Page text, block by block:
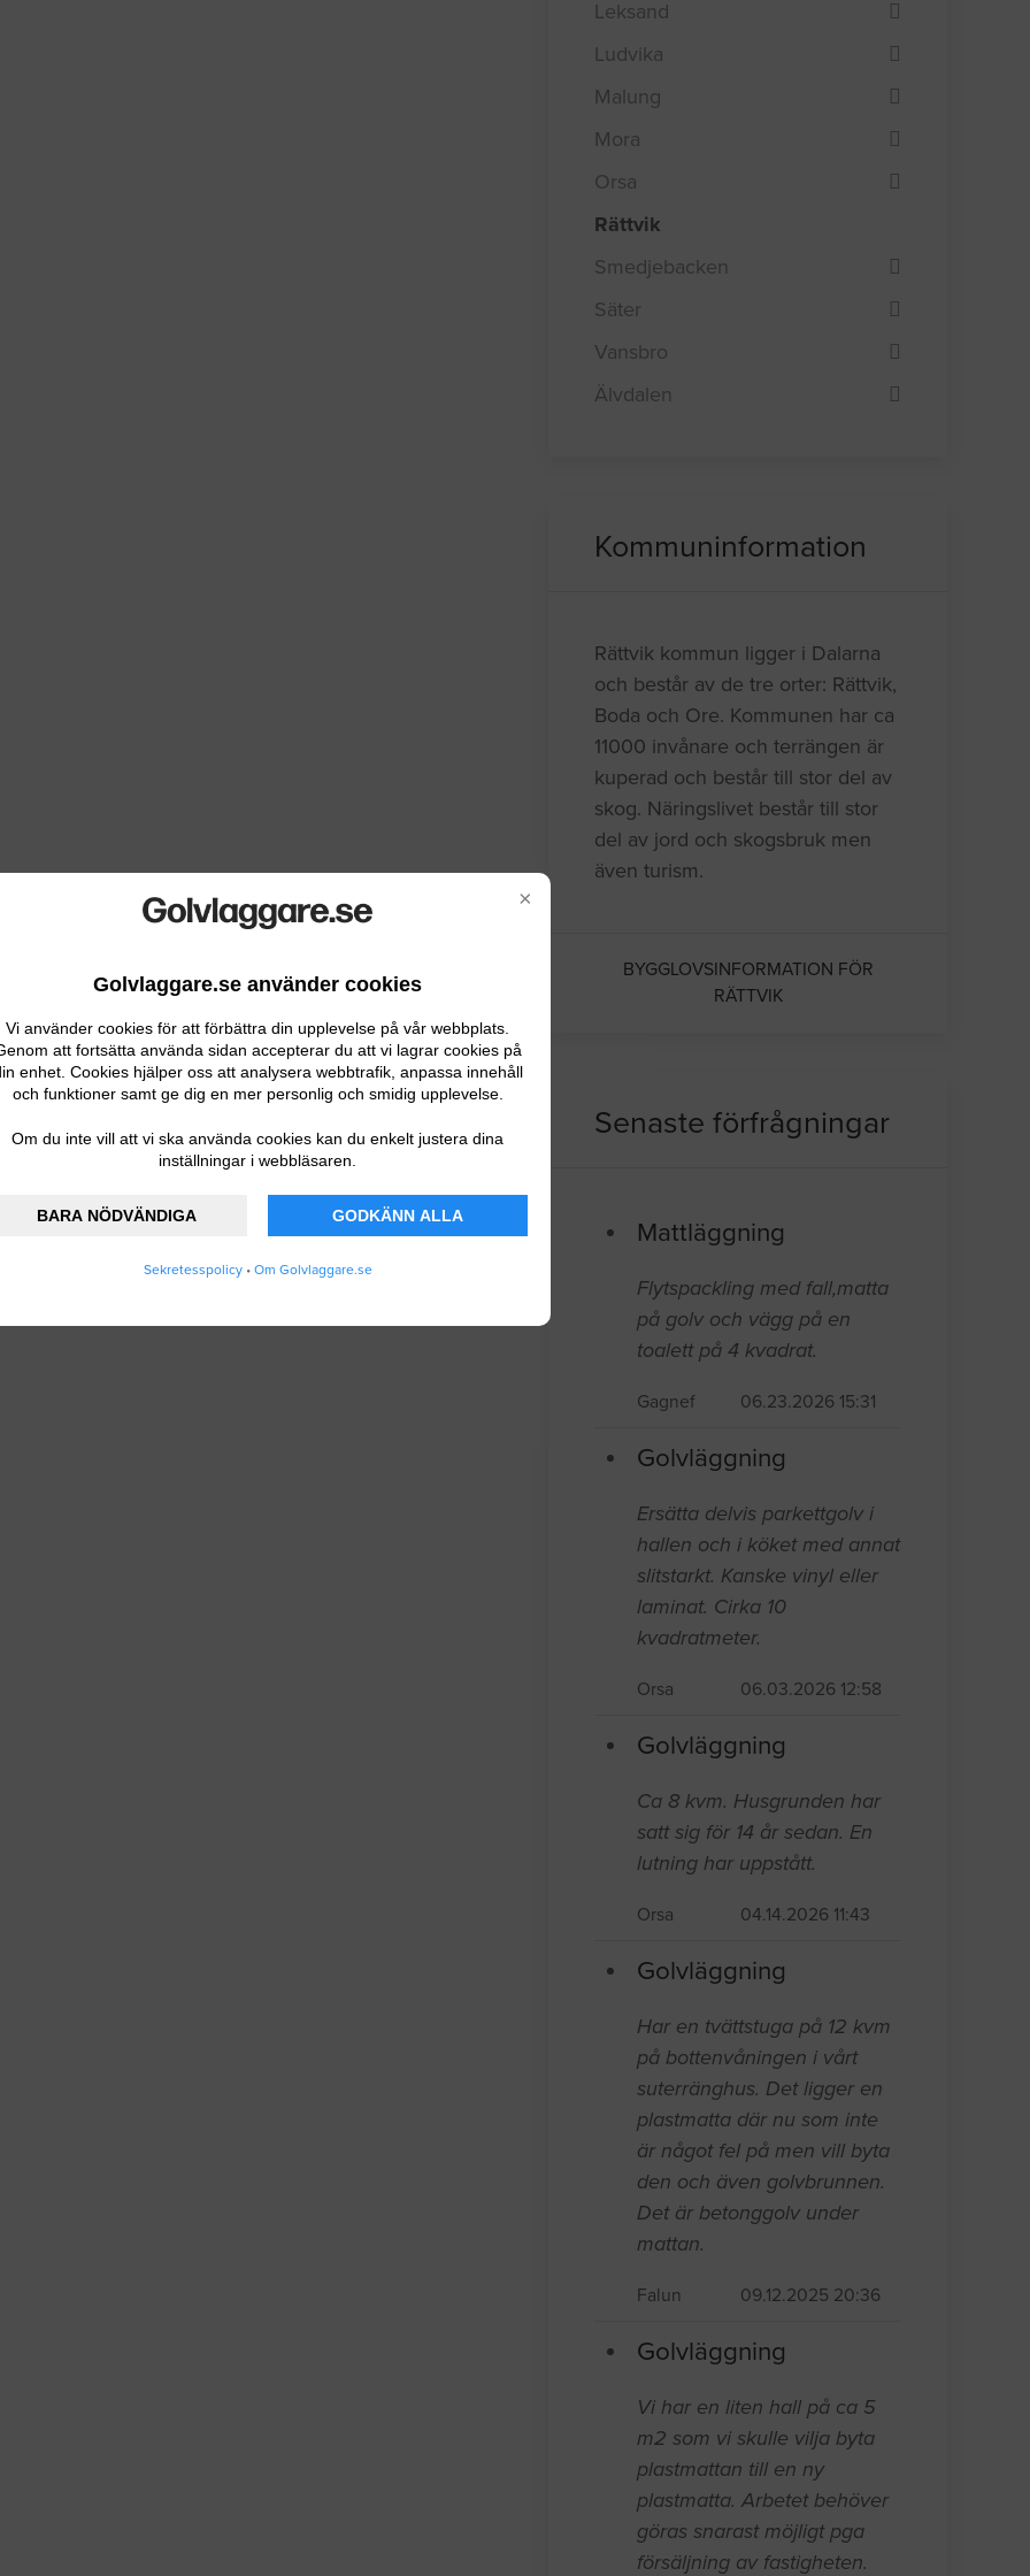
×
Golvlaggare.se använder cookies
Vi använder cookies för att förbättra din upplevelse på vår webbplats.
att fortsätta använda sidan accepterar du att vi lagrar cookies på
enhet. Cookies hjälper oss att analysera webbtrafik, anpassa innehåll
och funktioner samt ge dig en mer personlig och smidig upplevelse.
Om du inte vill att vi ska använda cookies kan du enkelt justera dina
inställningar i webbläsaren.
BARA NÖDVÄNDIGA GODKÄNN ALLA
Sekretesspolicy• Om Golvlaggare.se
Leksand
Ludvika
Malung
Mora
Orsa
Rättvik
Smedjebacken
Säter
Vansbro
Älvdalen
Kommuninformation
Rättvik kommun ligger i Dalarna
och består av de tre orter: Rättvik,
Boda och Ore. Kommunen har ca
11000 invånare och terrängen är
kuperad och består till stor del av
skog. Näringslivet består till stor
del av jord och skogsbruk men
även turism.
BYGGLOVSINFORMATION FÖR
RÄTTVIK
Senaste förfrågningar
Mattläggning
Flytspackling med fall,matta
på golv och vägg på en
toalett på 4 kvadrat.
Gagnef 06.23.2026 15:31
Golvläggning
Ersätta delvis parkettgolv i
hallen och i köket med annat
slitstarkt. Kanske vinyl eller
laminat. Cirka 10
kvadratmeter.
Orsa 06.03.2026 12:58
Golvläggning
Ca 8 kvm. Husgrunden har
satt sig för 14 år sedan. En
lutning har uppstått.
Orsa 04.14.2026 11:43
Golvläggning
Har en tvättstuga på 12 kvm
på bottenvåningen i vårt
suterränghus. Det ligger en
plastmatta där nu som inte
är något fel på men vill byta
den och även golvbrunnen.
Det är betonggolv under
mattan.
Falun 09.12.2025 20:36
Golvläggning
Vi har en liten hall på ca 5
m2 som vi skulle vilja byta
plastmattan till en ny
plastmatta. Arbetet behöver
göras snarast möjligt pga
försäljning av fastigheten.